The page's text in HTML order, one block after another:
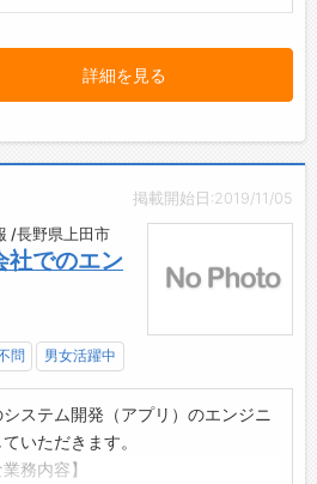
詳細を見る
掲載開始日:2019/11/05
/長野県上田市
社でのエン
問 男女活躍中
ステム開発（アプリ）のエンジニ
いただきます。
務内容】